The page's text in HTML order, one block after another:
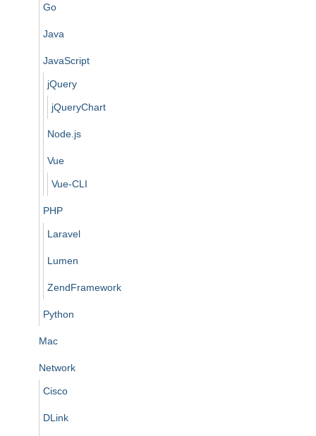
Go
Java
JavaScript
jQuery
jQueryChart
Node.js
Vue
Vue-CLI
PHP
Laravel
Lumen
ZendFramework
Python
Mac
Network
Cisco
DLink